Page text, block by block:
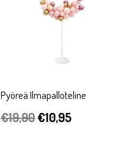
Pyöreä Ilmapalloteline
€19,90Alkuperäinen
€10,95Nykyinen